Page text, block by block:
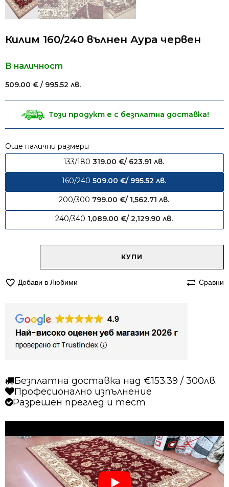
Килим 160/240 вълнен Аура червен
В наличност
509.00 € / 995.52 лв.
Този продукт е с безплатна доставка!
Още налични размери
133/180 319.00 €/ 623.91 лв.
160/240 509.00 €/ 995.52 лв.
200/300 799.00 €/ 1,562.71 лв.
240/340 1,089.00 €/ 2,129.90 лв.
160/240
червен
КУПИ
Добави в Любими Сравни
Безплатна доставка над €153.39 / 300лв.
Професионално изпълнение
Разрешен преглед и тест